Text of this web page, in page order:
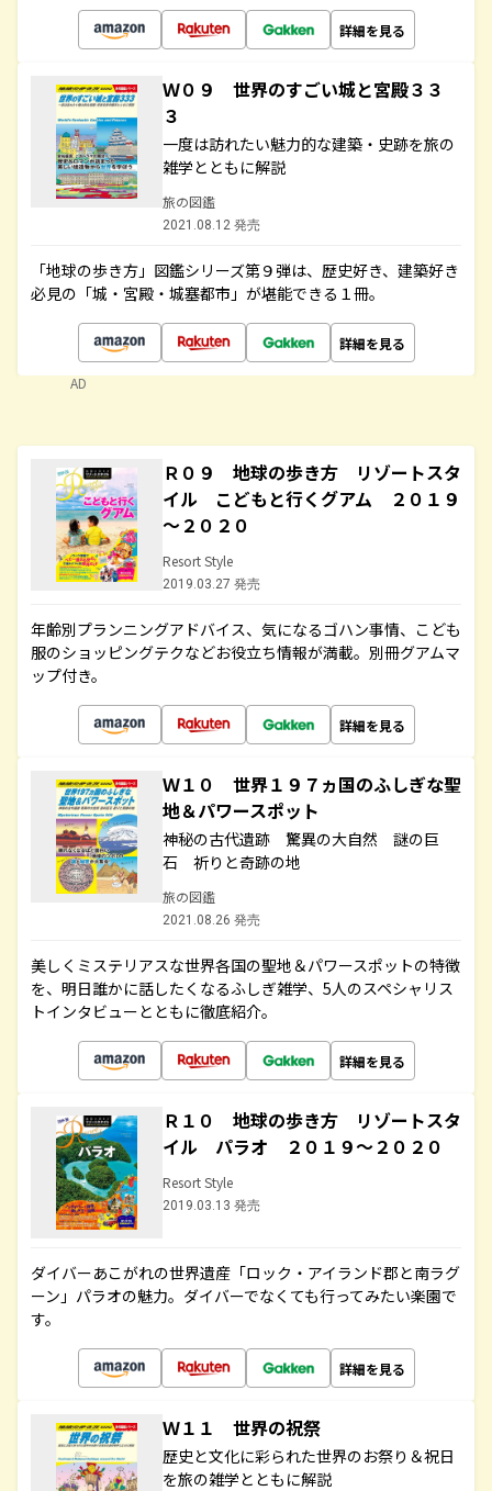
詳細を見る
Ｗ０９ 世界のすごい城と宮殿３３
３
一度は訪れたい魅力的な建築・史跡を旅の
雑学とともに解説
旅の図鑑
2021.08.12 発売
「地球の歩き方」図鑑シリーズ第９弾は、歴史好き、建築好き
必見の「城・宮殿・城塞都市」が堪能できる１冊。
詳細を見る
AD
Ｒ０９ 地球の歩き方 リゾートスタ
イル こどもと行くグアム ２０１９
～２０２０
Resort Style
2019.03.27 発売
年齢別プランニングアドバイス、気になるゴハン事情、こども
服のショッピングテクなどお役立ち情報が満載。別冊グアムマ
ップ付き。
詳細を見る
Ｗ１０ 世界１９７ヵ国のふしぎな聖
地＆パワースポット
神秘の古代遺跡 驚異の大自然 謎の巨
石 祈りと奇跡の地
旅の図鑑
2021.08.26 発売
美しくミステリアスな世界各国の聖地＆パワースポットの特徴
を、明日誰かに話したくなるふしぎ雑学、5人のスペシャリス
トインタビューとともに徹底紹介。
詳細を見る
Ｒ１０ 地球の歩き方 リゾートスタ
イル パラオ ２０１９～２０２０
Resort Style
2019.03.13 発売
ダイバーあこがれの世界遺産「ロック・アイランド郡と南ラグ
ーン」パラオの魅力。ダイバーでなくても行ってみたい楽園で
す。
詳細を見る
Ｗ１１ 世界の祝祭
歴史と文化に彩られた世界のお祭り＆祝日
を旅の雑学とともに解説